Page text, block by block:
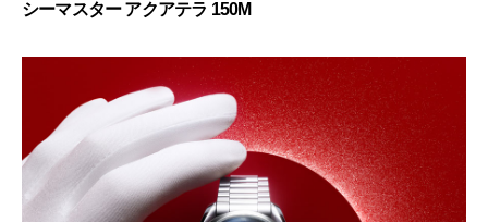
シーマスター アクアテラ 150M